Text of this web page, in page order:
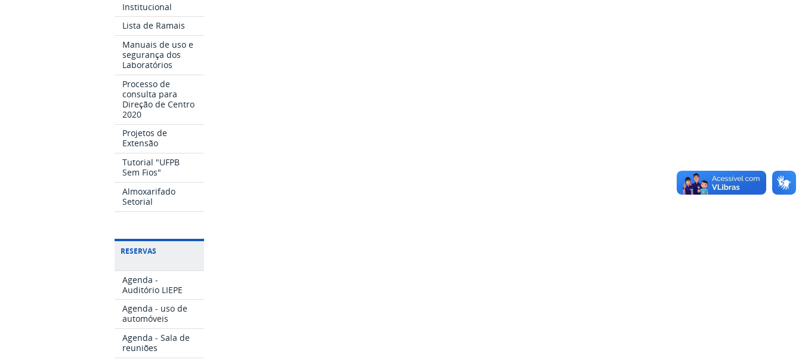
Institucional
Lista de Ramais
Manuais de uso e
segurança dos
Laboratórios
Processo de
consulta para
Direção de Centro
2020
Projetos de
Extensão
Tutorial "UFPB
Sem Fios"
Almoxarifado
Setorial
RESERVAS
Agenda -
Auditório LIEPE
Agenda - uso de
automóveis
Agenda - Sala de
reuniões